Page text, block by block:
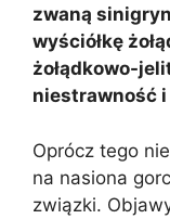
zwaną
wyściółkę
żołądkowo-
niestrawność i
Oprócz tego
na nasiona
związki.